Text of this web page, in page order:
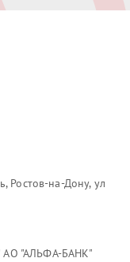
Ростов-на-Дону, ул
АО "АЛЬФА-БАНК"